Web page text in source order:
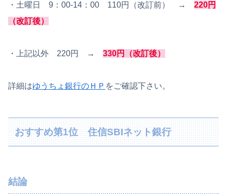
・土曜日 9：00-14：00 110円（改訂前） → 220円
（改訂後）
・上記以外 220円 → 330円（改訂後）
詳細はゆうちょ銀行のＨＰ をご確認下さい。
おすすめ第1位 住信SBIネット銀行
結論